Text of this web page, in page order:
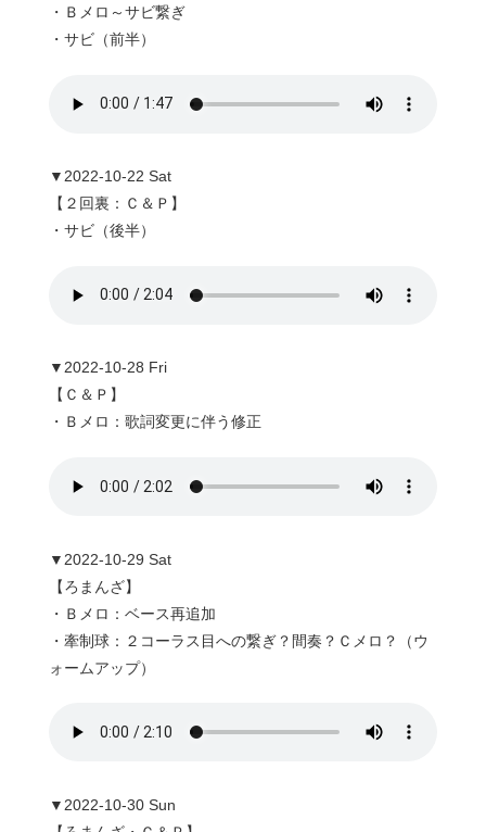
・Ｂメロ～サビ繋ぎ
・サビ（前半）
▼2022-10-22 Sat
【２回裏：Ｃ＆Ｐ】
・サビ（後半）
▼2022-10-28 Fri
【Ｃ＆Ｐ】
・Ｂメロ：歌詞変更に伴う修正
▼2022-10-29 Sat
【ろまんざ】
・Ｂメロ：ベース再追加
・牽制球：２コーラス目への繋ぎ？間奏？Ｃメロ？（ウ
ォームアップ）
▼2022-10-30 Sun